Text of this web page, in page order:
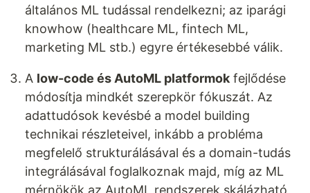
általános ML tudással rendelkezni; az iparági
knowhow (healthcare ML, fintech ML,
marketing ML stb.) egyre értékesebbé válik.
A low-code és AutoML platformok fejlődése
módosítja mindkét szerepkör fókuszát. Az
adattudósok kevésbé a model building
technikai részleteivel, inkább a probléma
megfelelő strukturálásával és a domain-tudás
integrálásával foglalkoznak majd, míg az ML
mérnökök az AutoML rendszerek skálázható